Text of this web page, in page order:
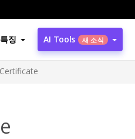
특징 AI Tools 새 소식